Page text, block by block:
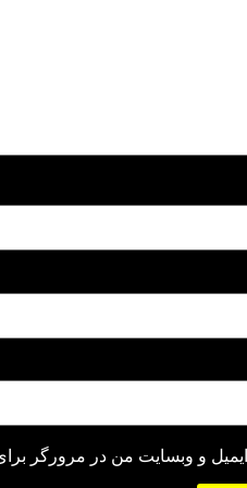
ایمیل و وبسایت من در مرورگر